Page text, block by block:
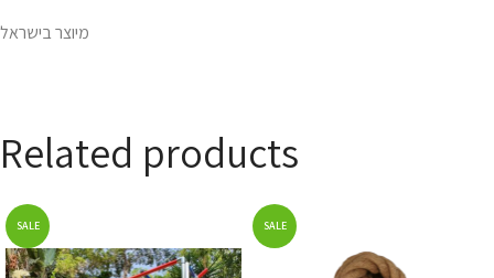
מיוצר בישראל
Related products
SALE SALE